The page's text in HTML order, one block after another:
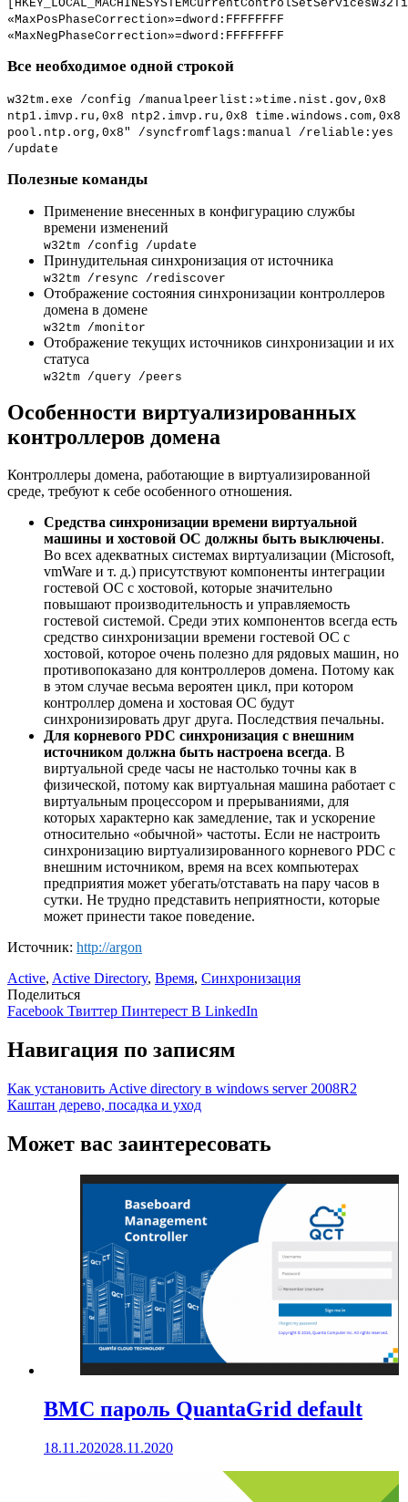
«MaxPosPhaseCorrection»=dword:FFFFFFFF
«MaxNegPhaseCorrection»=dword:FFFFFFFF
Все необходимое одной строкой
w32tm.exe /config /manualpeerlist:»time.nist.gov,0x8
ntp1.imvp.ru,0x8 ntp2.imvp.ru,0x8 time.windows.com,0x8
pool.ntp.org,0x8″ /syncfromflags:manual /reliable:yes
/update
Полезные команды
Применение внесенных в конфигурацию службы
времени изменений
w32tm /config /update
Принудительная синхронизация от источника
w32tm /resync /rediscover
Отображение состояния синхронизации контроллеров
домена в домене
w32tm /monitor
Отображение текущих источников синхронизации и их
статуса
w32tm /query /peers
Особенности виртуализированных
контроллеров домена
Контроллеры домена, работающие в виртуализированной
среде, требуют к себе особенного отношения.
Средства синхронизации времени виртуальной
машины и хостовой ОС должны быть выключены.
Во всех адекватных системах виртуализации (Microsoft,
vmWare и т. д.) присутствуют компоненты интеграции
гостевой ОС с хостовой, которые значительно
повышают производительность и управляемость
гостевой системой. Среди этих компонентов всегда есть
средство синхронизации времени гостевой ОС с
хостовой, которое очень полезно для рядовых машин, но
противопоказано для контроллеров домена. Потому как
в этом случае весьма вероятен цикл, при котором
контроллер домена и хостовая ОС будут
синхронизировать друг друга. Последствия печальны.
Для корневого PDC синхронизация с внешним
источником должна быть настроена всегда. В
виртуальной среде часы не настолько точны как в
физической, потому как виртуальная машина работает с
виртуальным процессором и прерываниями, для
которых характерно как замедление, так и ускорение
относительно «обычной» частоты. Если не настроить
синхронизацию виртуализированного корневого PDC с
внешним источником, время на всех компьютерах
предприятия может убегать/отставать на пару часов в
сутки. Не трудно представить неприятности, которые
может принести такое поведение.
Источник: http://argon
Active, Active Directory, Время, Синхронизация
Поделиться
Facebook Твиттер Пинтерест В LinkedIn
Навигация по записям
Как установить Active directory в windows server 2008R2
Каштан дерево, посадка и уход
Может вас заинтересовать
BMC пароль QuantaGrid default
18.11.202028.11.2020